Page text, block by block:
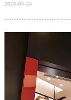
2026-05-28